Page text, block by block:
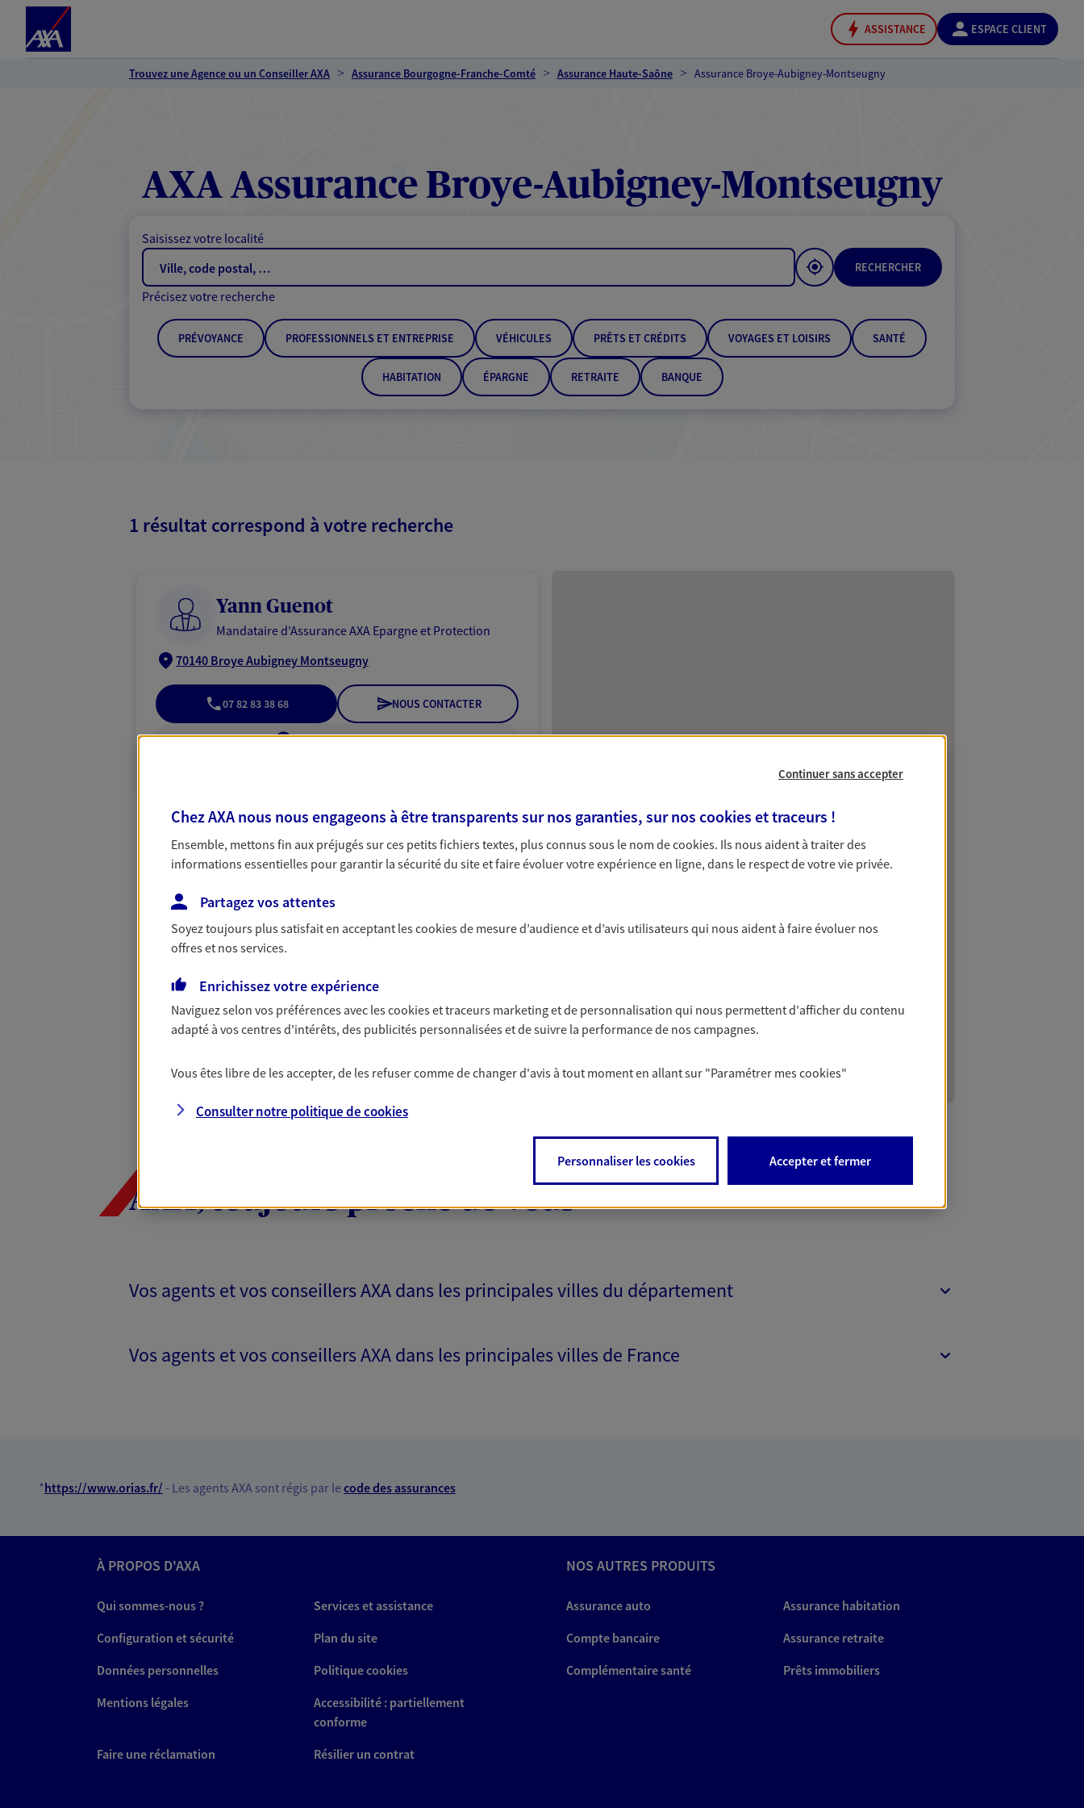
ASSISTANCE ESPACE CLIENT
Trouvez une Agence ou un Conseiller AXA Assurance Bourgogne-Franche-Comté Assurance Haute-Saône Assurance Broye-Aubigney-Montseugny
AXA Assurance Broye-Aubigney-Montseugny
Saisissez votre localité
RECHERCHER
Précisez votre recherche
PRÉVOYANCE PROFESSIONNELS ET ENTREPRISE VÉHICULES PRÊTS ET CRÉDITS VOYAGES ET LOISIRS SANTÉ
HABITATION ÉPARGNE RETRAITE BANQUE
1 résultat correspond à votre recherche
Yann Guenot
Mandataire d'Assurance AXA Epargne et Protection
70140 Broye Aubigney Montseugny
07 82 83 38 68 NOUS CONTACTER
VOIR NOTRE SITE WEB
AXA, toujours proche de vous
Vos agents et vos conseillers AXA dans les principales villes du département
Vos agents et vos conseillers AXA dans les principales villes de France
*https://www.orias.fr/ - Les agents AXA sont régis par lecode des assurances
À PROPOS D'AXA
Qui sommes-nous ?
Services et assistance
Configuration et sécurité
Plan du site
Données personnelles
Politique cookies
Mentions légales
Accessibilité : partiellement
conforme
Faire une réclamation
Résilier un contrat
NOS AUTRES PRODUITS
Assurance auto
Assurance habitation
Compte bancaire
Assurance retraite
Complémentaire santé
Prêts immobiliers
Continuer sans accepter
Chez AXA nous nous engageons à être transparents sur nos garanties, sur nos cookies et traceurs !
Ensemble, mettons fin aux préjugés sur ces petits fichiers textes, plus connus sous le nom decookies. Ils nous aident à traiter des
informations essentielles pour garantir la sécurité du site et faire évoluer votre expérience en ligne, dans le respect de votre vie privée.
Partagez vos attentes
Soyez toujours plus satisfait en acceptant lescookiesde mesure d’audience et d’avis utilisateurs qui nous aident à faire évoluer nos
offres et nos services.
Enrichissez votre expérience
Naviguez selon vos préférences avec lescookies et traceurs marketing et de personnalisation qui nous permettent d'afficher du contenu
adapté à vos centres d'intérêts, des publicités personnalisées et de suivre la performance de nos campagnes.
Vous êtes libre de les accepter, de les refuser comme de changer d'avis à tout moment en allant sur "Paramétrer mescookies"
Consulter notre politique decookies
Personnaliser les cookies Accepter et fermer